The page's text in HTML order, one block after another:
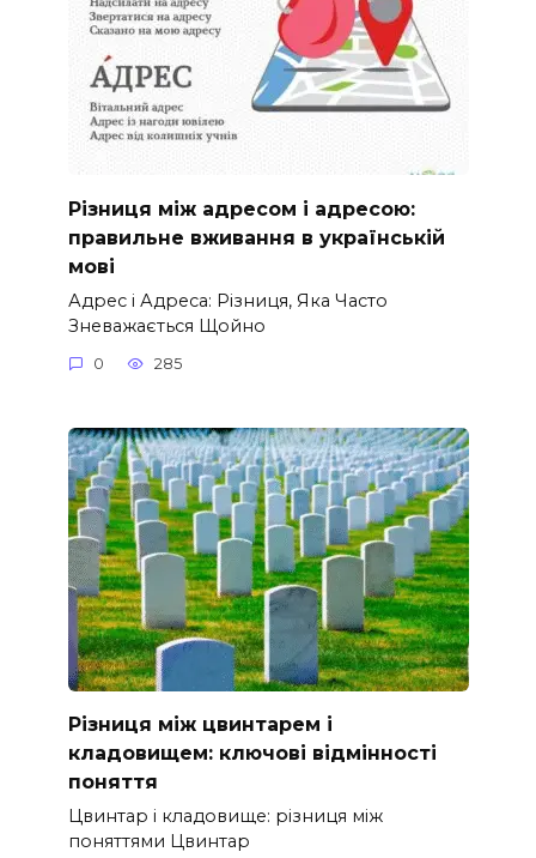
Різниця між адресом і адресою:
правильне вживання в українській
мові
Адрес і Адреса: Різниця, Яка Часто
Зневажається Щойно
0 285
Різниця між цвинтарем і
кладовищем: ключові відмінності
поняття
Цвинтар і кладовище: різниця між
поняттями Цвинтар